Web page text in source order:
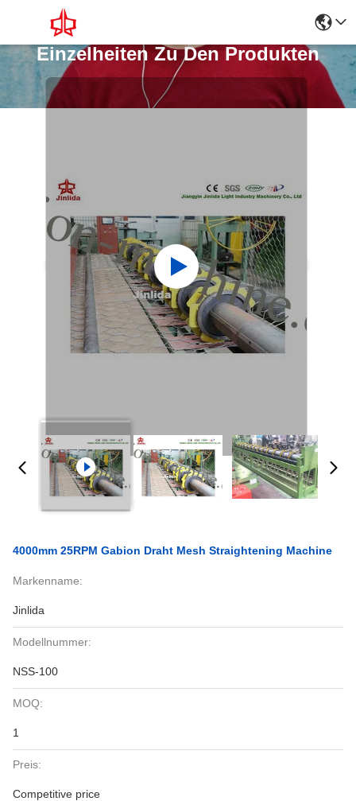
Einzelheiten Zu Den Produkten
4000mm 25RPM Gabion Draht Mesh Straightening Machine
Markenname:
Jinlida
Modellnummer:
NSS-100
MOQ:
1
Preis:
Competitive price